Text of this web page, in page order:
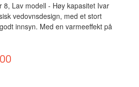
8, Lav modell - Høy kapasitet Ivar
vedovnsdesign, med et stort
innsyn. Med en varmeeffekt på